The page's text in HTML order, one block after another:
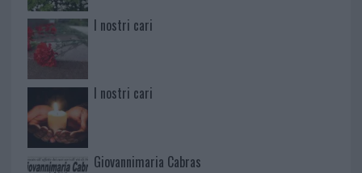
I nostri cari
I nostri cari
Giovannimaria Cabras